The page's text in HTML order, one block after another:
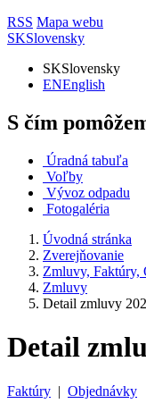
RSS Mapa webu
SKSlovensky
SKSlovensky
ENEnglish
S čím
Úradná tabuľa
Voľby
Vývoz odpadu
Fotogaléria
Úvodná stránka
Zverejňovanie
Zmluvy, Faktúry,
Zmluvy
Detail zmluvy
Detail
Faktúry | Objednávky